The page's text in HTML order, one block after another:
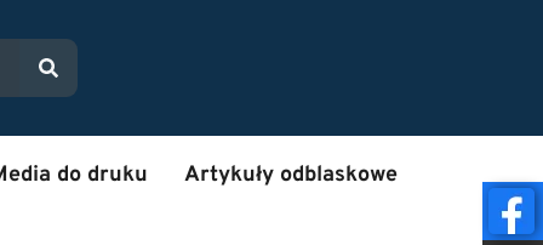
do druku Artykuły odblaskowe